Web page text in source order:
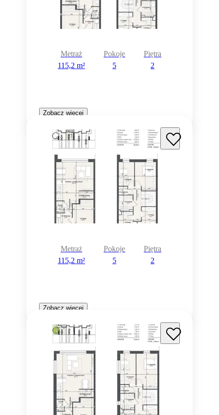
Metraż
115,2 m²
Pokoje
5
Piętra
2
Zobacz więcej
Metraż
115,2 m²
Pokoje
5
Piętra
2
Zobacz więcej